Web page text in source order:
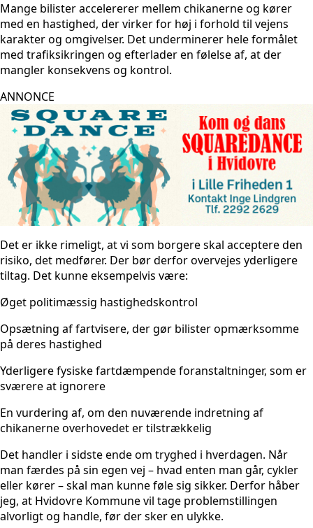
Mange bilister accelererer mellem chikanerne og kører
med en hastighed, der virker for høj i forhold til vejens
karakter og omgivelser. Det underminerer hele formålet
med trafiksikringen og efterlader en følelse af, at der
mangler konsekvens og kontrol.
ANNONCE
Det er ikke rimeligt, at vi som borgere skal acceptere den
risiko, det medfører. Der bør derfor overvejes yderligere
tiltag. Det kunne eksempelvis være:
Øget politimæssig hastighedskontrol
Opsætning af fartvisere, der gør bilister opmærksomme
på deres hastighed
Yderligere fysiske fartdæmpende foranstaltninger, som er
sværere at ignorere
En vurdering af, om den nuværende indretning af
chikanerne overhovedet er tilstrækkelig
Det handler i sidste ende om tryghed i hverdagen. Når
man færdes på sin egen vej – hvad enten man går, cykler
eller kører – skal man kunne føle sig sikker. Derfor håber
jeg, at Hvidovre Kommune vil tage problemstillingen
alvorligt og handle, før der sker en ulykke.